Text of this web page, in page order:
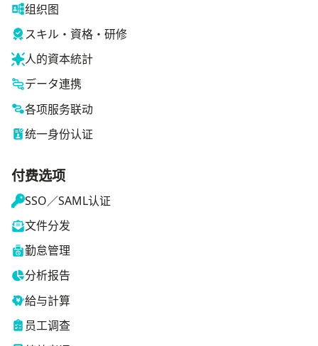
组织图
スキル・資格・研修
人的資本統計
データ連携
各项服务联动
统一身份认证
付费选项
SSO／SAML认证
文件分发
勤怠管理
分析报告
給与計算
员工调查